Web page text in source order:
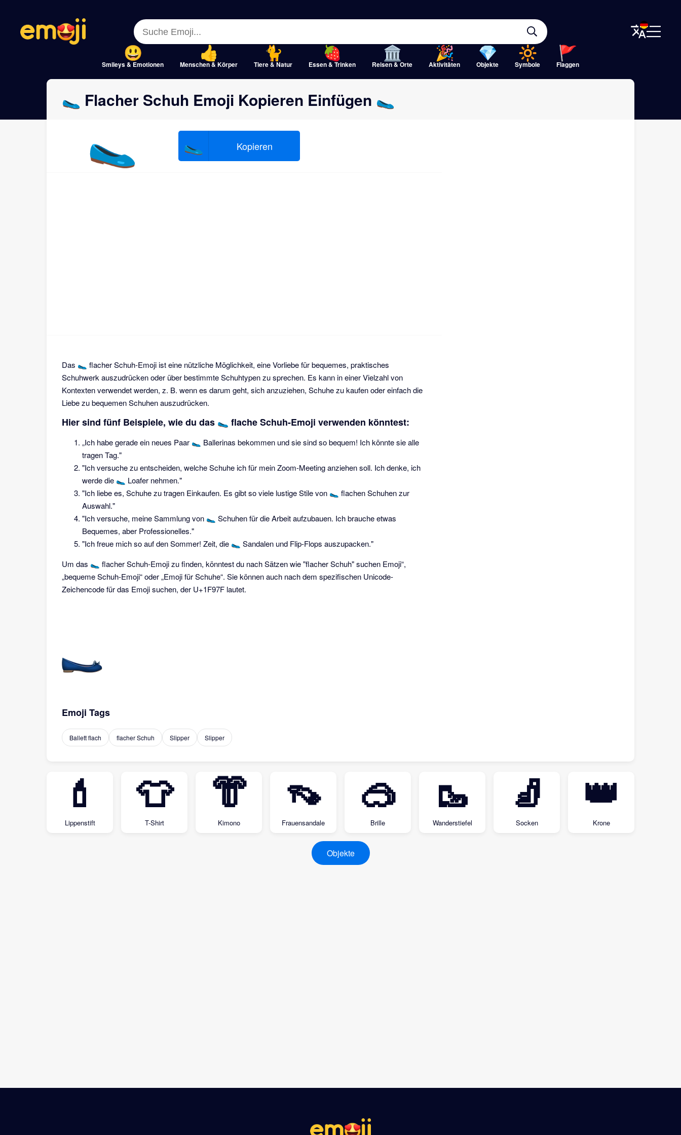
Smileys & Emotionen Menschen & Körper Tiere & Natur Essen & Trinken Reisen & Orte Aktivitäten Objekte Symbole Flaggen
Close
Close
🥿 Flacher Schuh Emoji Kopieren Einfügen 🥿
🥿 🥿 Kopieren
Das 🥿 flacher Schuh-Emoji ist eine nützliche Möglichkeit, eine Vorliebe für bequemes, praktisches
Schuhwerk auszudrücken oder über bestimmte Schuhtypen zu sprechen. Es kann in einer Vielzahl von
Kontexten verwendet werden, z. B. wenn es darum geht, sich anzuziehen, Schuhe zu kaufen oder einfach die
Liebe zu bequemen Schuhen auszudrücken.
Hier sind fünf Beispiele, wie du das 🥿 flache Schuh-Emoji verwenden könntest:
„Ich habe gerade ein neues Paar 🥿 Ballerinas bekommen und sie sind so bequem! Ich könnte sie alle
tragen Tag."
"Ich versuche zu entscheiden, welche Schuhe ich für mein Zoom-Meeting anziehen soll. Ich denke, ich
werde die 🥿 Loafer nehmen."
"Ich liebe es, Schuhe zu tragen Einkaufen. Es gibt so viele lustige Stile von 🥿 flachen Schuhen zur
Auswahl."
"Ich versuche, meine Sammlung von 🥿 Schuhen für die Arbeit aufzubauen. Ich brauche etwas
Bequemes, aber Professionelles."
"Ich freue mich so auf den Sommer! Zeit, die 🥿 Sandalen und Flip-Flops auszupacken."
Um das 🥿 flacher Schuh-Emoji zu finden, könntest du nach Sätzen wie "flacher Schuh" suchen Emoji“,
„bequeme Schuh-Emoji“ oder „Emoji für Schuhe“. Sie können auch nach dem spezifischen Unicode-
Zeichencode für das Emoji suchen, der U+1F97F lautet.
Emoji Tags
Ballett flach flacher Schuh Slipper Slipper
💄
Lippenstift
👕
T-Shirt
👘
Kimono
👡
Frauensandale
🥽
Brille
🥾
Wanderstiefel
🧦
Socken
👑
Krone
Objekte